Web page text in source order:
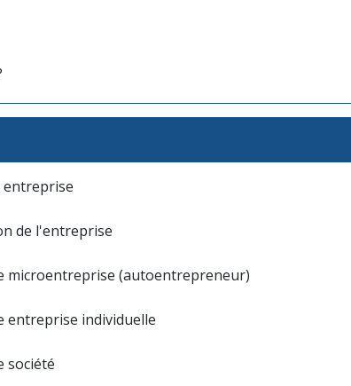
entreprise
de l'entreprise
microentreprise (autoentrepreneur)
entreprise individuelle
société